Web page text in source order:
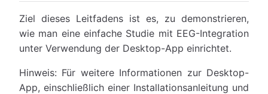
Ziel dieses Leitfadens ist es, zu demonstrieren,
wie man eine einfache Studie mit EEG-Integration
unter Verwendung der Desktop-App einrichtet.
Hinweis: Für weitere Informationen zur Desktop-
App, einschließlich einer Installationsanleitung und